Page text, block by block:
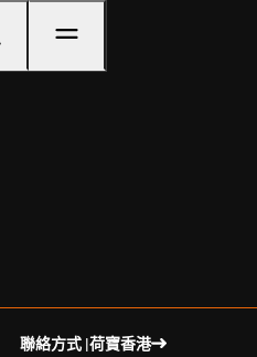
聯絡方式 |荷寶香港